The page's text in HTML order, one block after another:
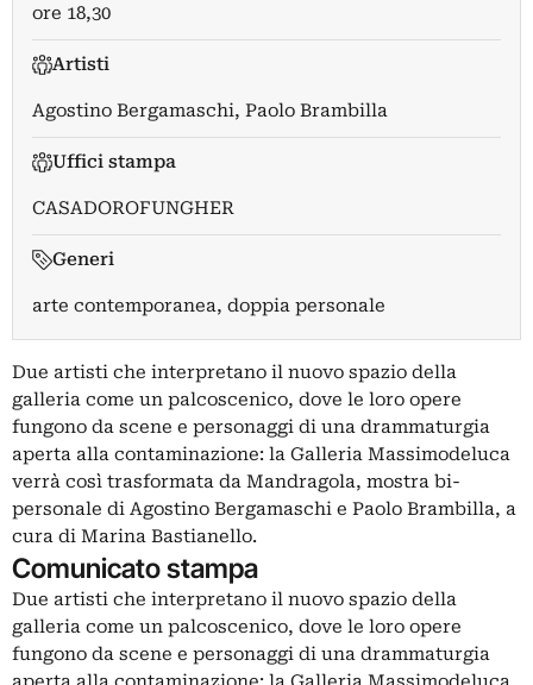
ore 18,30
Artisti
Agostino Bergamaschi, Paolo Brambilla
Uffici stampa
CASADOROFUNGHER
Generi
arte contemporanea, doppia personale
Due artisti che interpretano il nuovo spazio della
galleria come un palcoscenico, dove le loro opere
fungono da scene e personaggi di una drammaturgia
aperta alla contaminazione: la Galleria Massimodeluca
verrà così trasformata da Mandragola, mostra bi-
personale di Agostino Bergamaschi e Paolo Brambilla, a
cura di Marina Bastianello.
Comunicato stampa
Due artisti che interpretano il nuovo spazio della
galleria come un palcoscenico, dove le loro opere
fungono da scene e personaggi di una drammaturgia